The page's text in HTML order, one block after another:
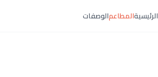
الرئيسيةالمطاعمالوصفات